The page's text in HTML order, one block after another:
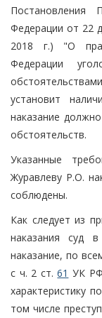
Постановления
Федерации от 22
2018 г.) "О
Федерации
установит
наказание
обстоятельств.
Указанные
Журавлеву Р.О.
соблюдены.
Как следует из
наказания суд
наказание, по
с ч. 2 ст.61 УК
характеристику
том числе